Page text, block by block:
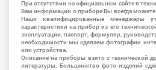
При отсутствии на официальном сайте в
Вам информации о приборе Вы всегда
Наши квалифицированные менеджеры
характеристики на прибор из его
эксплуатации, паспорт, формуляр,
необходимости мы сделаем фотографии
или устройства.
Описание на приборы взято с технической
литературы. Большинство фото изделий